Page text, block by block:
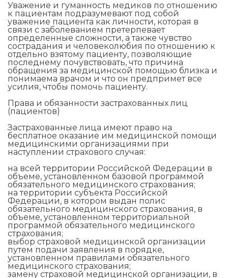
Уважение и гуманность медиков по отношению
к пациентам подразумевают под собой
уважение пациента как личности, которая в
связи с заболеванием претерпевает
определенные сложности, а также чувство
сострадания и человеколюбия по отношению к
отдельно взятому пациенту, позволяющие
последнему почувствовать, что причина
обращения за медицинской помощью близка и
понимаема врачом и что он предпримет все
усилия, чтобы помочь пациенту.
Права и обязанности застрахованных лиц
(пациентов)
Застрахованные лица имеют право на
бесплатное оказание им медицинской помощи
медицинскими организациями при
наступлении страхового случая:
на всей территории Российской Федерации в
объеме, установленном базовой программой
обязательного медицинского страхования;
на территории субъекта Российской
Федерации, в котором выдан полис
обязательного медицинского страхования, в
объеме, установленном территориальной
программой обязательного медицинского
страхования;
выбор страховой медицинской организации
путем подачи заявления в порядке,
установленном правилами обязательного
медицинского страхования;
замену страховой медицинской организации, в